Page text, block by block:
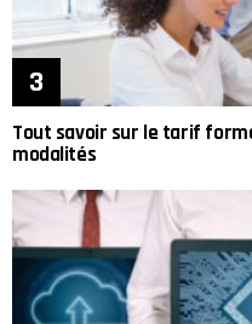
Tout savoir sur le tarif
modalités